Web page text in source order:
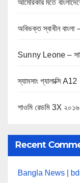
আমেরিকার মতে
অবিভক্ত স্বাধীন
Sunny Leone –
স্যামসাং গ্যালাক্সি A12
শাওমি রেডমি 3X ২০১৬
Recent
Bangla News |